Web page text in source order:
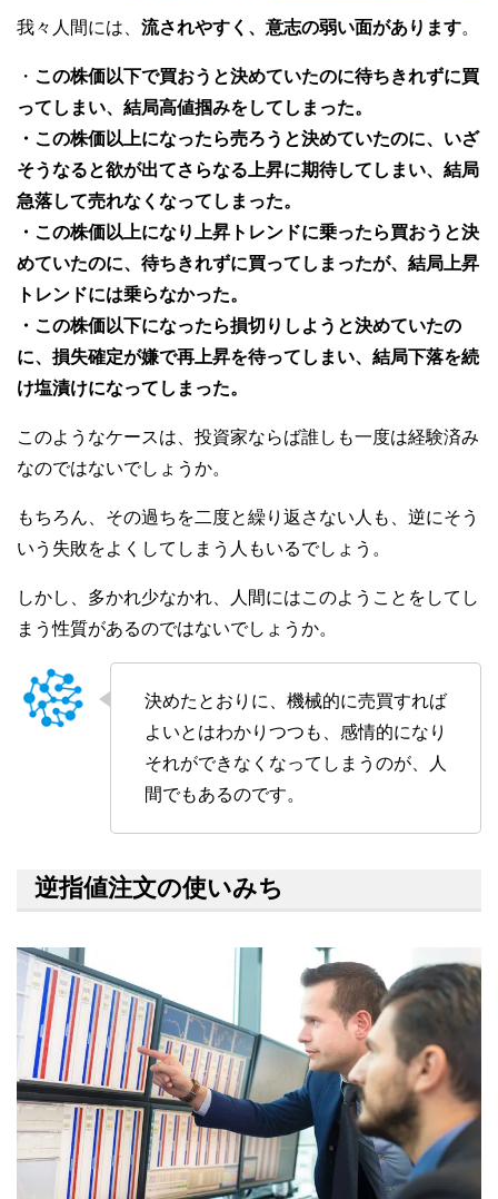
我々人間には、 流されやすく、意志の弱い面があります。
・ この株価以下で買おうと決めていたのに待ちきれずに買
ってしまい、結局高値掴みをしてしまった。
・この株価以上になったら売ろうと決めていたのに、いざ
そうなると欲が出てさらなる上昇に期待してしまい、結局
急落して売れなくなってしまった。
・この株価以上になり上昇トレンドに乗ったら買おうと決
めていたのに、待ちきれずに買ってしまったが、結局上昇
トレンドには乗らなかった。
・この株価以下になったら損切りしようと決めていたの
に、損失確定が嫌で再上昇を待ってしまい、結局下落を続
け塩漬けになってしまった。
このようなケースは、投資家ならば誰しも一度は経験済み
なのではないでしょうか。
もちろん、その過ちを二度と繰り返さない人も、逆にそう
いう失敗をよくしてしまう人もいるでしょう。
しかし、多かれ少なかれ、人間にはこのようことをしてし
まう性質があるのではないでしょうか。
決めたとおりに、機械的に売買すれば
よいとはわかりつつも、感情的になり
それができなくなってしまうのが、人
間でもあるのです。
逆指値注文の使いみち